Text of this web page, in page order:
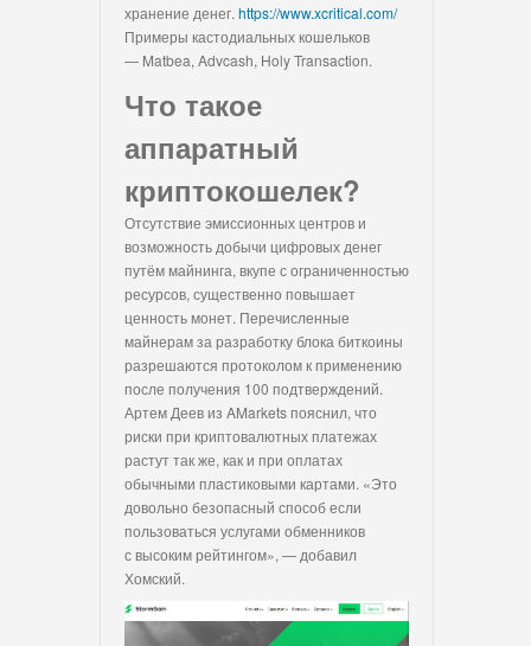
хранение денег. https://www.xcritical.com/
Примеры кастодиальных кошельков
— Matbea, Advcash, Holy Transaction.
Что такое
аппаратный
криптокошелек?
Отсутствие эмиссионных центров и
возможность добычи цифровых денег
путём майнинга, вкупе с ограниченностью
ресурсов, существенно повышает
ценность монет. Перечисленные
майнерам за разработку блока биткоины
разрешаются протоколом к применению
после получения 100 подтверждений.
Артем Деев из AMarkets пояснил, что
риски при криптовалютных платежах
растут так же, как и при оплатах
обычными пластиковыми картами. «Это
довольно безопасный способ если
пользоваться услугами обменников
с высоким рейтингом», — добавил
Хомский.